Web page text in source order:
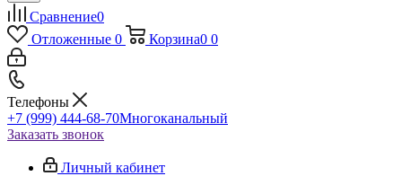
Сравнение0
Отложенные 0 Корзина0 0
Телефоны
+7 (999) 444-68-70Многоканальный
Заказать звонок
Личный кабинет